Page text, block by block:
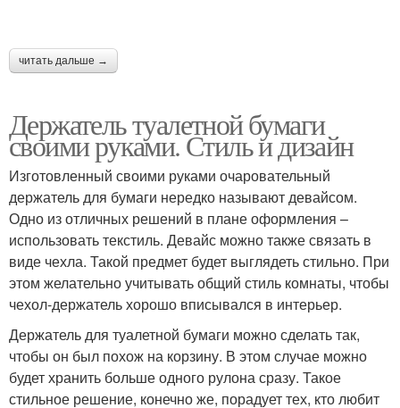
читать дальше →
Держатель туалетной бумаги
своими руками. Стиль и дизайн
Изготовленный своими руками очаровательный
держатель для бумаги нередко называют девайсом.
Одно из отличных решений в плане оформления –
использовать текстиль. Девайс можно также связать в
виде чехла. Такой предмет будет выглядеть стильно. При
этом желательно учитывать общий стиль комнаты, чтобы
чехол-держатель хорошо вписывался в интерьер.
Держатель для туалетной бумаги можно сделать так,
чтобы он был похож на корзину. В этом случае можно
будет хранить больше одного рулона сразу. Такое
стильное решение, конечно же, порадует тех, кто любит